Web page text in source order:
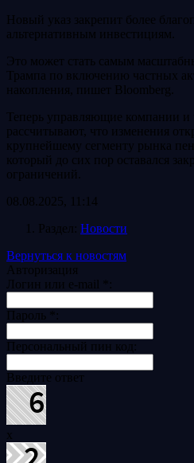
Новый указ закрепит более
альтернативным инвестициям.
Это может стать самым
Трампа по включению частных
накопления, пишет Bloomberg.
Теперь управляющие компании
рассчитывают, что изменения
крупнейшему сегменту рынка
который до сих пор оставался
ограничений.
08.08.2025, 11:14
Раздел: Новости
Вернуться к новостям
Авторизация
Логин или e-mail
:
Пароль :
Персональный пин код:
Введите ответ
x